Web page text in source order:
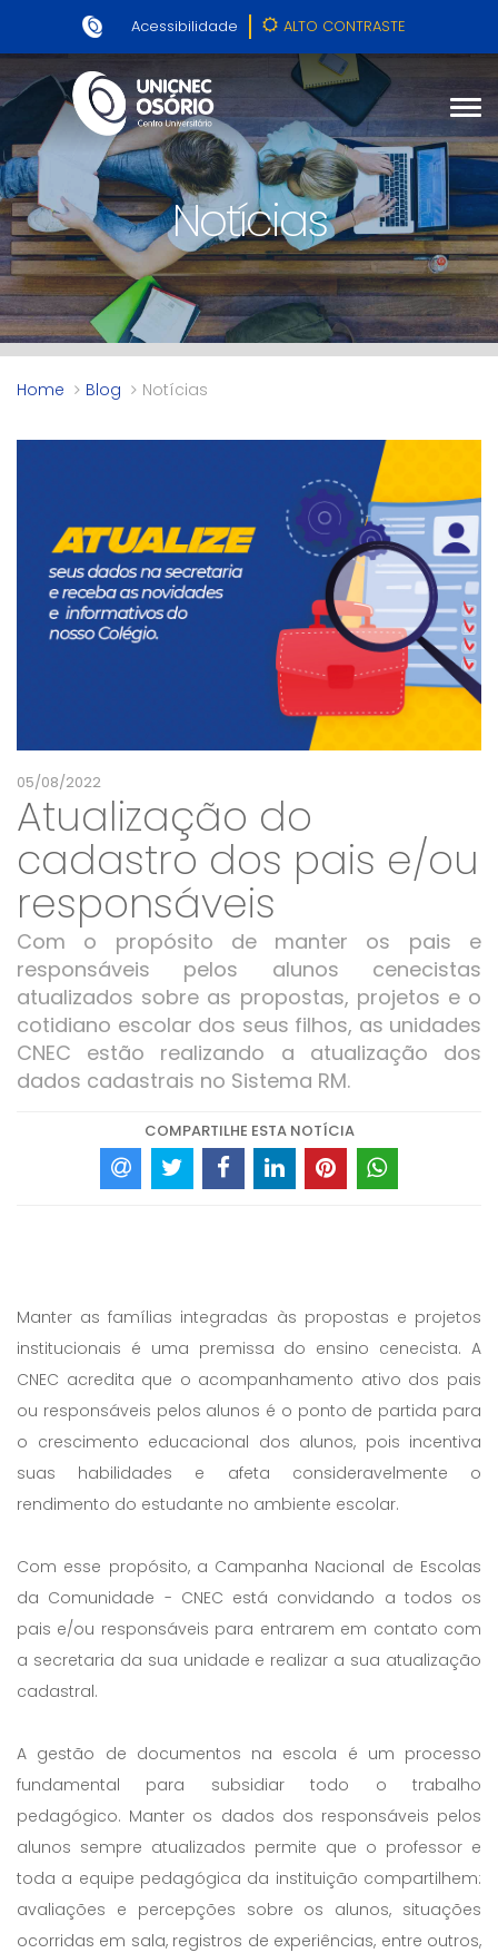
Acessibilidade ALTO CONTRASTE
Notícias
Home Blog Notícias
05/08/2022
Atualização do
cadastro dos pais e/ou
responsáveis
Com o propósito de manter os pais e
responsáveis pelos alunos cenecistas
atualizados sobre as propostas, projetos e o
cotidiano escolar dos seus filhos, as unidades
CNEC estão realizando a atualização dos
dados cadastrais no Sistema RM.
COMPARTILHE ESTA NOTÍCIA
Manter as famílias integradas às propostas e projetos
institucionais é uma premissa do ensino cenecista. A
CNEC acredita que o acompanhamento ativo dos pais
ou responsáveis pelos alunos é o ponto de partida para
o crescimento educacional dos alunos, pois incentiva
suas habilidades e afeta consideravelmente o
rendimento do estudante no ambiente escolar.
Com esse propósito, a Campanha Nacional de Escolas
da Comunidade - CNEC está convidando a todos os
pais e/ou responsáveis para entrarem em contato com
a secretaria da sua unidade e realizar a sua atualização
cadastral.
A gestão de documentos na escola é um processo
fundamental para subsidiar todo o trabalho
pedagógico. Manter os dados dos responsáveis pelos
alunos sempre atualizados permite que o professor e
toda a equipe pedagógica da instituição compartilhem:
avaliações e percepções sobre os alunos, situações
ocorridas em sala, registros de experiências, entre outros,